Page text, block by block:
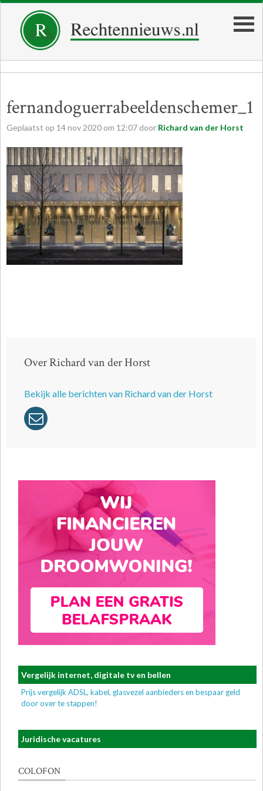
fernandoguerrabeeldenschemer_1
Geplaatst op 14nov 2020 om 12:07 door Richard van der Horst
Over Richard van der Horst
Bekijk alle berichten van Richard van der Horst
Vergelijk internet, digitale tv en bellen
Prijs vergelijk ADSL, kabel, glasvezel aanbieders en bespaar geld
door over te stappen!
Juridische vacatures
COLOFON